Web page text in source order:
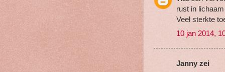
rust in
Veel sterkte
10 jan 2014,
Janny zei